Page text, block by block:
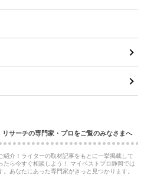
リサーチの専門家・プロをご覧のみなさまへ
介！ライターの取材記事をもとに一挙掲載して
ら今すぐ相談しよう！ マイベストプロ静岡では
あなたにあった専門家がきっと見つかります。